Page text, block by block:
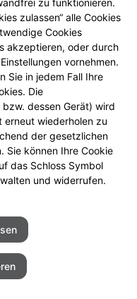
Impressum
zu funktionieren.
zulassen“ alle Cookies
Cookies
akzeptieren, oder durch
vornehmen.
Sie in jedem Fall Ihre
Die
dessen Gerät) wird
wiederholen zu
der gesetzlichen
Sie können Ihre Cookie
das Schloss Symbol
und widerrufen.